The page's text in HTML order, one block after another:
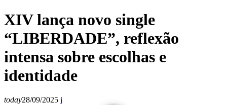
XIV lança novo single
“LIBERDADE”, reflexão
intensa sobre escolhas e
identidade
today28/09/2025